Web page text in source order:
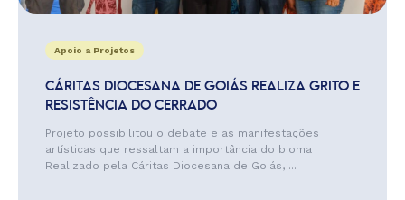
Apoio a Projetos
CÁRITAS DIOCESANA DE GOIÁS REALIZA GRITO E
RESISTÊNCIA DO CERRADO
Projeto possibilitou o debate e as manifestações
artísticas que ressaltam a importância do bioma
Realizado pela Cáritas Diocesana de Goiás, ...